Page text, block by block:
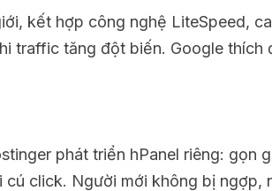
kết hợp công nghệ LiteSpeed,
traffic tăng đột biến. Google thích
phát triển hPanel riêng: gọn
click. Người mới không bị ngợp,